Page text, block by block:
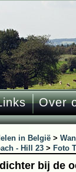
Over
in België >
- Hill 23 > Foto
bij de